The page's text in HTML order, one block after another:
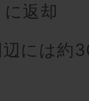
返却
には約